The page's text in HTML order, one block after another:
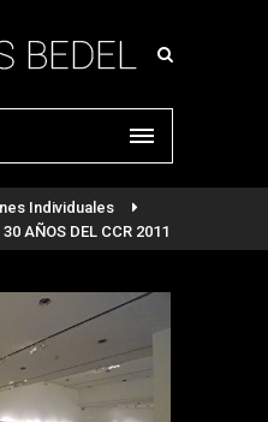
Individuales
AÑOS DEL CCR 2011